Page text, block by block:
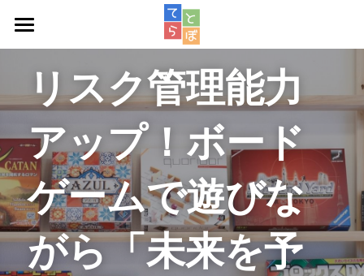
週次教室
スタッフ紹介
アクセス
ロボット教室
お問い合わせ
リスク管理能力
アップ！ボード
ゲームで遊びな
がら「未来を予